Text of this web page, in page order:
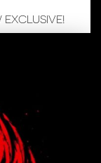
EXCLUSIVE!